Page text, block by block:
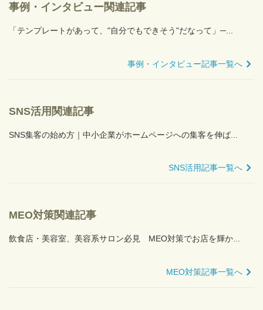
事例・インタビュー関連記事
「テンプレートがあって、"自分でもできそう"だなって」─...
事例・インタビュー記事一覧へ
SNS活用関連記事
SNS集客の始め方｜中小企業がホームページへの集客を伸ば...
SNS活用記事一覧へ
MEO対策関連記事
飲食店・美容室、美容系サロン必見 MEO対策でお店を輝か...
MEO対策記事一覧へ